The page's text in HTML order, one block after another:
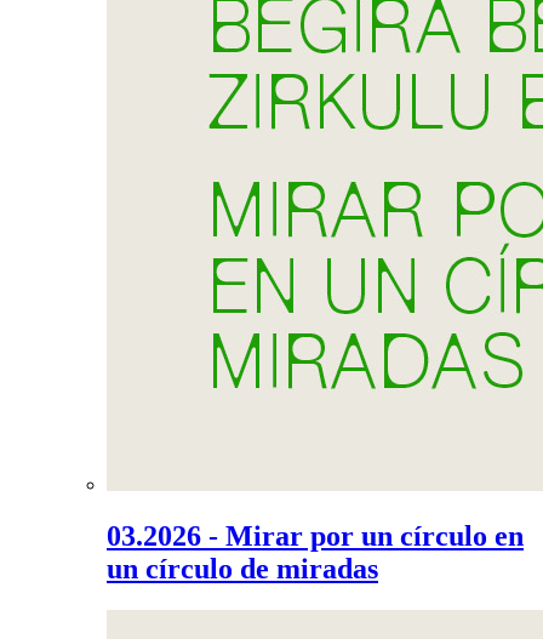
03.2026 - Mirar por un círculo en
un círculo de miradas